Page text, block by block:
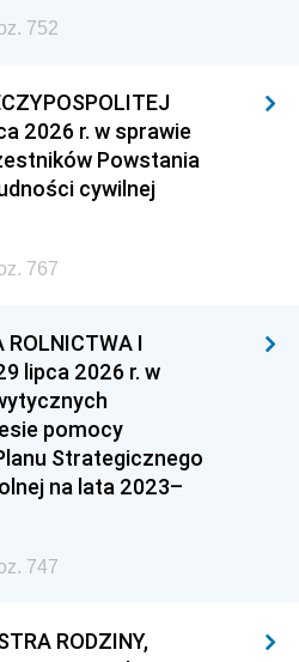
752
2026 r. w sprawie
Powstania
cywilnej
767
ROLNICTWA I
lipca 2026 r. w
pomocy
Strategicznego
na lata 2023–
747
RODZINY,